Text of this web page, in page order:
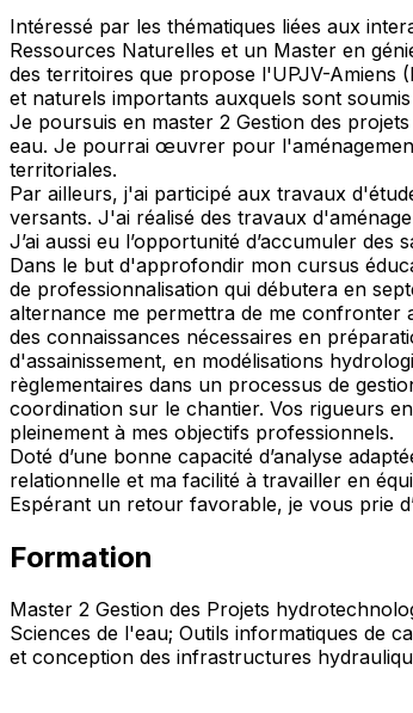
Intéressé par les thématiques liées aux
Ressources Naturelles et un Master en
des territoires que propose l'UPJV-Amiens
et naturels importants auxquels sont
Je poursuis en master 2 Gestion des
eau. Je pourrai œuvrer pour
territoriales.
Par ailleurs, j'ai participé aux travaux
versants. J'ai réalisé des travaux
J’ai aussi eu l’opportunité d’accumuler
Dans le but d'approfondir mon cursus
de professionnalisation qui débutera en
alternance me permettra de me confronter
des connaissances nécessaires en
d'assainissement, en modélisations
règlementaires dans un processus de
coordination sur le chantier. Vos rigueurs
pleinement à mes objectifs professionnels.
Doté d’une bonne capacité d’analyse
relationnelle et ma facilité à travailler en
Espérant un retour favorable, je vous prie
Formation
Master 2 Gestion des Projets
Sciences de l'eau; Outils informatiques de
et conception des infrastructures